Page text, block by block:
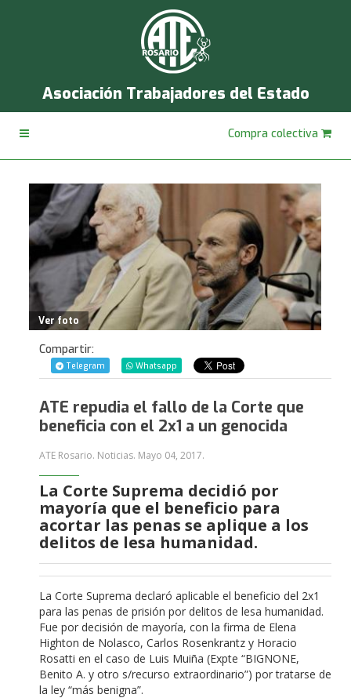
Asociación Trabajadores del Estado
Compra colectiva
Ver foto
Compartir:
Telegram Whatsapp
ATE repudia el fallo de la Corte que
beneficia con el 2x1 a un genocida
ATE Rosario. Noticias. Mayo 04, 2017.
La Corte Suprema decidió por
mayoría que el beneficio para
acortar las penas se aplique a los
delitos de lesa humanidad.
La Corte Suprema declaró aplicable el beneficio del 2x1
para las penas de prisión por delitos de lesa humanidad.
Fue por decisión de mayoría, con la firma de Elena
Highton de Nolasco, Carlos Rosenkrantz y Horacio
Rosatti en el caso de Luis Muiña (Expte “BIGNONE,
Benito A. y otro s/recurso extraordinario”) por tratarse de
la ley “más benigna”.